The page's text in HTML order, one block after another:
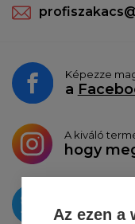
Képezze
a
A kiváló
hogy
a
Az ezen a